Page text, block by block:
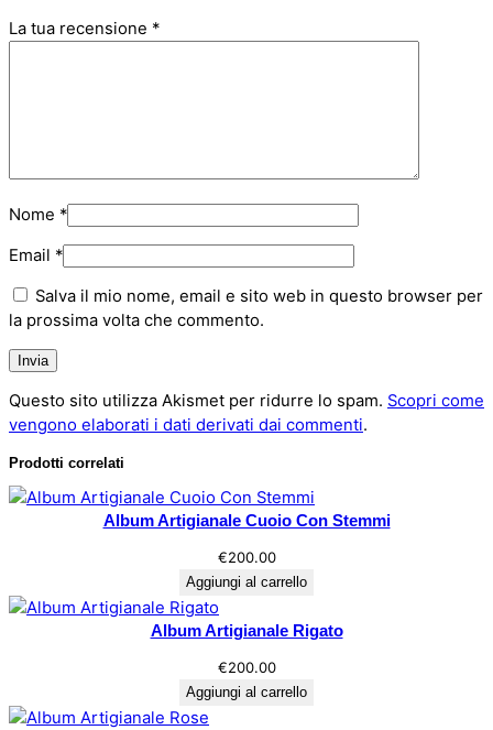
m
d
l
m
o
d
"
q
u
a
n
à
La tua recensione *
Nome *
Email *
Salva il mio nome, email e sito web in questo browser per
la prossima volta che commento.
Questo sito utilizza Akismet per ridurre lo spam. Scopri come
vengono elaborati i dati derivati dai commenti.
Prodotti correlati
Album Artigianale Cuoio Con Stemmi
€200.00
Aggiungi al carrello
Album Artigianale Rigato
€200.00
Aggiungi al carrello